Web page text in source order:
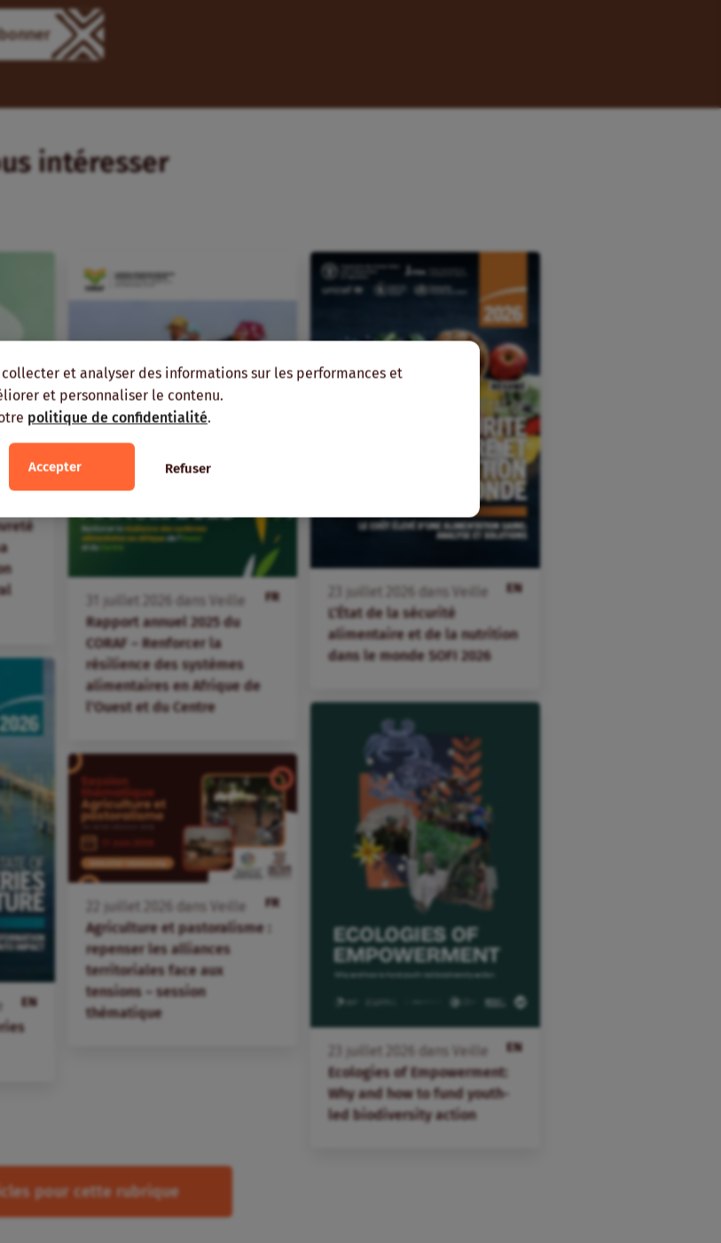
et analyser des informations sur les performances et
et personnaliser le contenu.
politique de confidentialité.
Accepter Refuser
intéresser
FR
juillet dans
Veille
Rapport annuel 2025 du
CORAF – Renforcer la
résilience des systèmes
alimentaires en Afrique de
l’Ouest et du Centre
EN
juillet dans
Veille
L’État de la sécurité
alimentaire et de la nutrition
dans le monde SOFI 2026
EN
EN
juillet dans
Veille
Ecologies of Empowerment:
Why and how to fund youth-
led biodiversity action
FR
juillet dans
Veille
Agriculture et pastoralisme :
repenser les alliances
territoriales face aux
tensions – session
thématique
pour cette rubrique